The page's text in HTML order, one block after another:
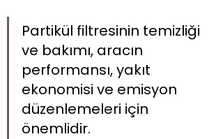
Partikül filtresinin temizliği
ve bakımı, aracın
performansı, yakıt
ekonomisi ve emisyon
düzenlemeleri için
önemlidir.